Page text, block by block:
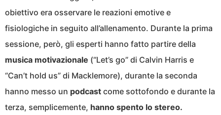
obiettivo era osservare le reazioni emotive e
fisiologiche in seguito all’allenamento. Durante la prima
sessione, però, gli esperti hanno fatto partire della
musica motivazionale (“Let’s go” di Calvin Harris e
“Can’t hold us” di Macklemore), durante la seconda
hanno messo un podcast come sottofondo e durante la
terza, semplicemente, hanno spento lo stereo.